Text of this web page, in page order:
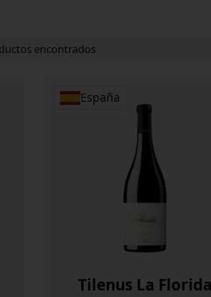
encontrados
España
Tilenus La Florida